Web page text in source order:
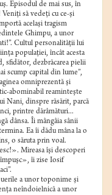
Episodul de mai sus, în
Veniţi să vedeţi cu ce-şi
acelaşi tragism
Ghimpu, a unor
Cultul personalităţii lui
populaţiei, încât acesta
sfidător, dezbrăcarea pielii
scump capital din lume”,
omniprezentă şi
abominabil reaminteşte
Nani, dinspre răsărit, parcă
printre dărâmături...
dânsa. Îi mângâia sânii
Ea îi dădu mâna la o
o săruta prin voal.
Mireasa îşi descoperi
îi zise Iosif
a unor toponime şi
neîndoielnică a unor